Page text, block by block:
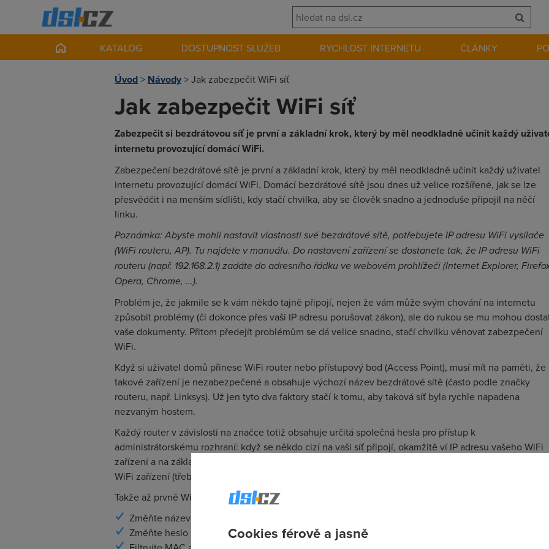
KATALOG DOSTUPNOST SLUŽEB RYCHLOST INTERNETU ČLÁNKY
Úvod> Návody>Jak zabezpečit WiFi síť
Jak zabezpečit WiFi síť
Zabezpečit si bezdrátovou síť je první a základní krok, který by měl neodkladně učinit každý
internetu provozující domácí WiFi.
Zabezpečení bezdrátové sítě je první a základní krok, který by měl neodkladně učinit každý uživatel
internetu provozující domácí WiFi. Domácí bezdrátové sítě jsou dnes už velice rozšířené, jak se lze
přesvědčit i na menším sídlišti, kdy stačí chvilka, aby se člověk snadno a jednoduše připojil na něčí
linku.
Poznámka: Abyste mohli nastavit vlastnosti své bezdrátové sítě, potřebujete IP adresu WiFi vysílače
(WiFi routeru, AP). Tu najdete v manuálu. Do nastavení zařízení se dostanete tak, že IP adresu WiFi
routeru (např. 192.168.2.1) zadáte do adresního řádku ve webovém prohlížeči (Internet Explorer,
Opera, Chrome, ...).
Problém je, že jakmile se k vám někdo tajně připojí, nejen že vám může svým chování na internetu
způsobit problémy (či dokonce přes vaši IP adresu porušovat zákon), ale do rukou se mu mohou
vaše dokumenty. Přitom předejít problémům se dá velice snadno, stačí chvilku věnovat zabezpečení
WiFi.
Když si uživatel domů přinese WiFi router nebo přístupový bod (Access Point), musí mít na paměti, že
takové zařízení je nezabezpečené a obsahuje výchozí název bezdrátové sítě (často podle značky
routeru, např. Linksys). Už jen tyto dva faktory stačí k tomu, aby taková síť byla rychle napadena
nezvaným hostem.
Každý router v závislosti na značce totiž obsahuje určitá společná hesla pro přístup k
administrátorskému rozhraní: když se někdo cizí na vaši síť připojí, okamžitě ví IP adresu vašeho WiFi
zařízení a na základě jeho názvu použije obecné heslo -- a může vám pak změnit cokoliv v nastavení
WiFi zařízení (třeba odepřít přístup na internet).
Takže až prvně WiFi router zapnete, pamatujte na následující body.
Změňte název sítě (SSID) nebo síť skryjte.
Změňte heslo pro administraci WiFi routeru/AP.
Cookies férově a jasně